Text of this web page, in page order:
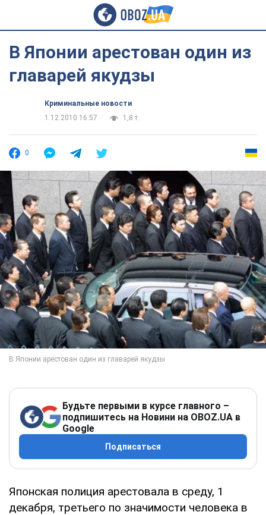
В Японии арестован один из
главарей якудзы
Криминальные новости
1.12.2010 16:57
1,8 т.
0
Будьте первыми в курсе главного –
подпишитесь на Новини на OBOZ.UA в
Google
Подписаться
Японская полиция арестовала в среду, 1
декабря, третьего по значимости человека в